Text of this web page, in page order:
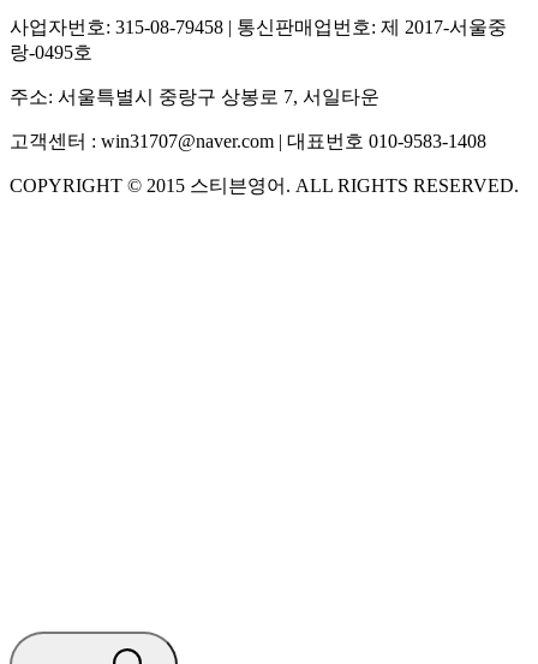
사업자번호: 315-08-79458 | 통신판매업번호: 제 2017-서울중
랑-0495호
주소: 서울특별시 중랑구 상봉로 7, 서일타운
고객센터 : win31707@naver.com | 대표번호 010-9583-1408
COPYRIGHT © 2015 스티븐영어 . ALL RIGHTS RESERVED.